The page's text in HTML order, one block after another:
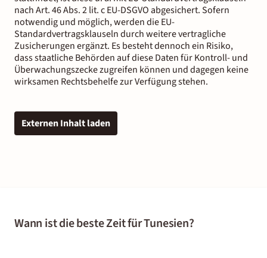
nach Art. 46 Abs. 2 lit. c EU-DSGVO abgesichert. Sofern
notwendig und möglich, werden die EU-
Standardvertragsklauseln durch weitere vertragliche
Zusicherungen ergänzt. Es besteht dennoch ein Risiko,
dass staatliche Behörden auf diese Daten für Kontroll- und
Überwachungszecke zugreifen können und dagegen keine
wirksamen Rechtsbehelfe zur Verfügung stehen.
Externen Inhalt laden
Wann ist die beste Zeit für Tunesien?